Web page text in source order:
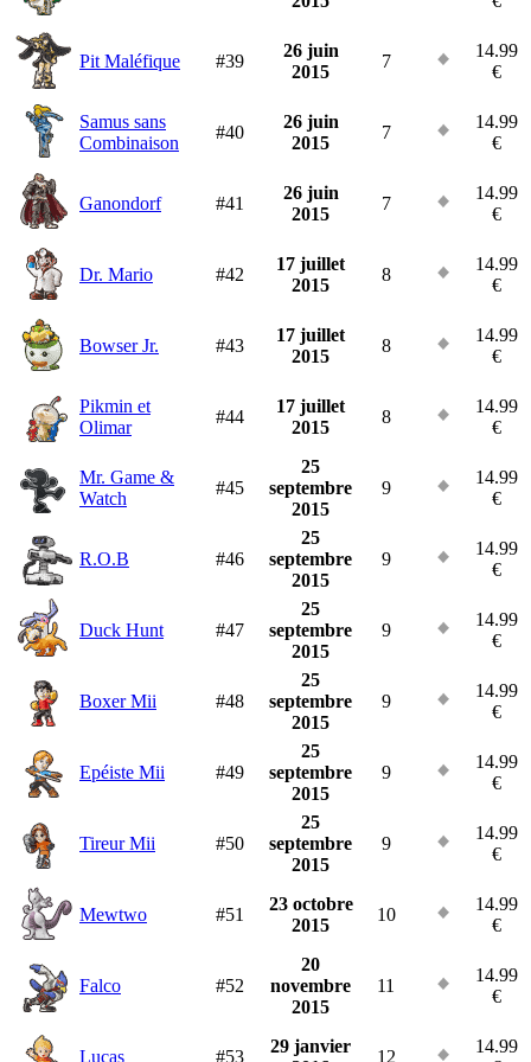
Pit Maléfique #39
26 juin
2015
7
14.99
€
Samus sans
Combinaison
#40
26 juin
2015
7
14.99
€
Ganondorf #41
26 juin
2015
7
14.99
€
Dr. Mario #42
17 juillet
2015
8
14.99
€
Bowser Jr. #43
17 juillet
2015
8
14.99
€
Pikmin et
Olimar
#44
17 juillet
2015
8
14.99
€
Mr. Game &
Watch
#45
25
septembre
2015
9
14.99
€
R.O.B #46
25
septembre
2015
9
14.99
€
Duck Hunt #47
25
septembre
2015
9
14.99
€
Boxer Mii #48
25
septembre
2015
9
14.99
€
Epéiste Mii #49
25
septembre
2015
9
14.99
€
Tireur Mii #50
25
septembre
2015
9
14.99
€
Mewtwo #51
23 octobre
2015
10
14.99
€
Falco #52
20
novembre
2015
11
14.99
€
Lucas #53
29 janvier
12
14.99